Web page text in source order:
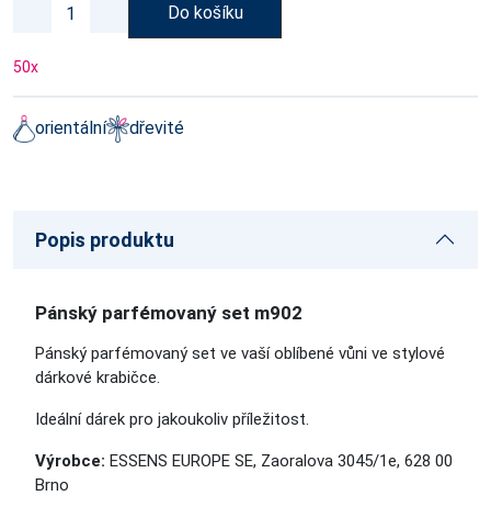
Do košíku
50x
orientální dřevité
Popis produktu
Pánský parfémovaný set m902
Pánský parfémovaný set ve vaší oblíbené vůni ve stylové
dárkové krabičce.
Ideální dárek pro jakoukoliv příležitost.
Výrobce: ESSENS EUROPE SE, Zaoralova 3045/1e, 628 00
Brno